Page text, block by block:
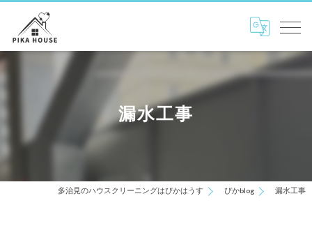
漏水工事
多治見のハウスクリーニングはぴかはうす ぴかblog 漏水工事